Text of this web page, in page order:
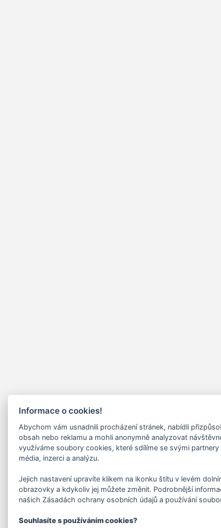
Informace o cookies!
Abychom vám usnadnili procházení stránek, nabídli
obsah nebo reklamu a mohli anonymně analyzovat
využíváme soubory cookies, které sdílíme se svými
média, inzerci a analýzu.
Jejich nastavení upravíte klikem na ikonku štítu v levém
obrazovky a kdykoliv jej můžete změnit. Podrobnější
našich Zásadách ochrany osobních údajů a používání
Souhlasíte s používáním cookies?